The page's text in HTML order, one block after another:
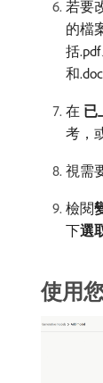
若要
的檔
括
和
在​ 已
考，
視需
檢閱​
下​選
使用